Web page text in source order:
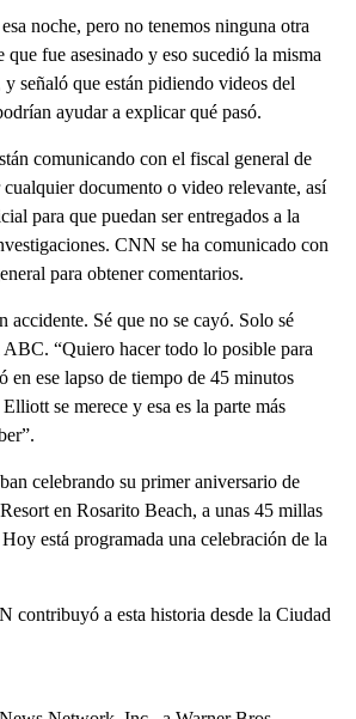
noche, pero no tenemos ninguna otra
que fue asesinado y eso sucedió la misma
señaló que están pidiendo videos del
ayudar a explicar qué pasó.
comunicando con el fiscal general de
documento o video relevante, así
para que puedan ser entregados a la
CNN se ha comunicado con
para obtener comentarios.
accidente. Sé que no se cayó. Solo sé
“Quiero hacer todo lo posible para
en ese lapso de tiempo de 45 minutos
se merece y esa es la parte más
celebrando su primer aniversario de
en Rosarito Beach, a unas 45 millas
está programada una celebración de la
contribuyó a esta historia desde la Ciudad